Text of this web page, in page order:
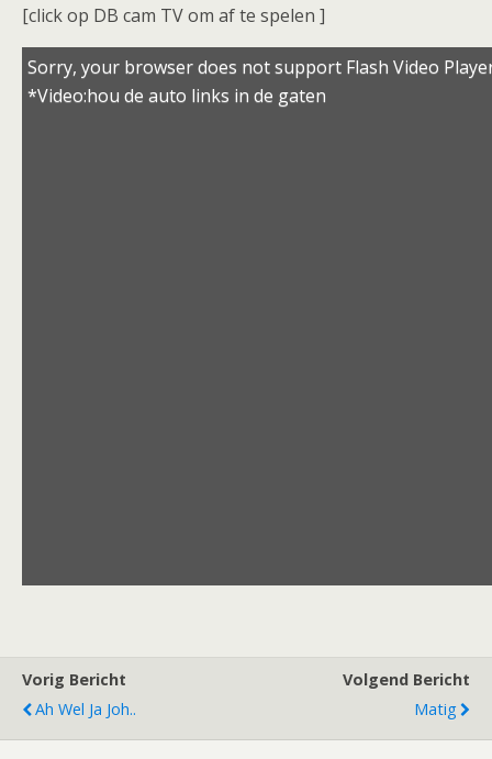
[click op DB cam TV om af te spelen ]
Sorry, your browser does not support Flash Video
*Video:hou de auto links in de gaten
Vorig Bericht
Ah Wel Ja Joh..
Volgend Bericht
Matig